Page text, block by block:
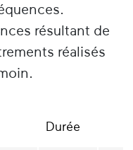
résultant de
réalisés
Durée